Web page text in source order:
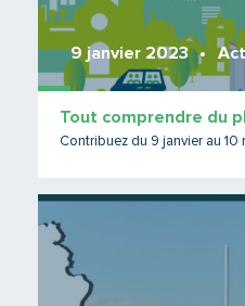
9 janvier 2023
Tout comprendre du
Contribuez du 9 janvier au 10